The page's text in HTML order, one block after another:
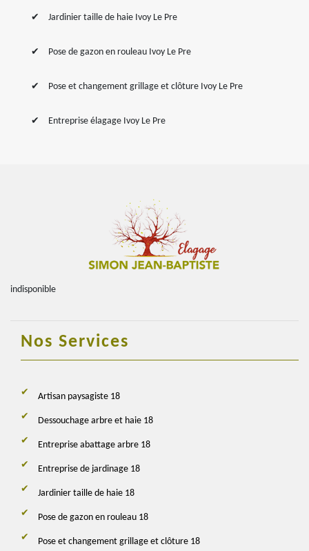
Jardinier taille de haie Ivoy Le Pre
Pose de gazon en rouleau Ivoy Le Pre
Pose et changement grillage et clôture Ivoy Le Pre
Entreprise élagage Ivoy Le Pre
indisponible
Nos Services
Artisan paysagiste 18
Dessouchage arbre et haie 18
Entreprise abattage arbre 18
Entreprise de jardinage 18
Jardinier taille de haie 18
Pose de gazon en rouleau 18
Pose et changement grillage et clôture 18